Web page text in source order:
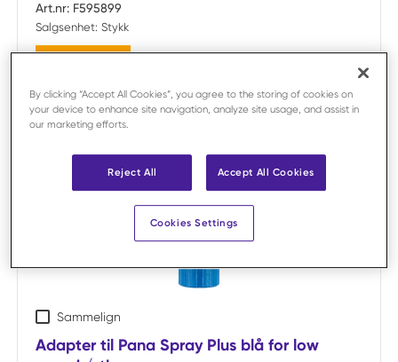
Art.nr: F595899
Salgsenhet: Stykk
Bestillingsvare
Sammelign
Adapter til Pana Spray Plus blå for low
By clicking “Accept All Cookies”, you agree to the storing of cookies on
your device to enhance site navigation, analyze site usage, and assist in
our marketing efforts.
Reject All Accept All Cookies
Cookies Settings